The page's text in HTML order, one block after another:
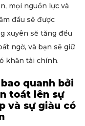
mọi nguồn lực và
đầu sẽ được
xuyên sẽ tăng đều
ngờ, và bạn sẽ giữ
khăn tài chính.
quanh bởi
toát lên sự
và sự giàu có